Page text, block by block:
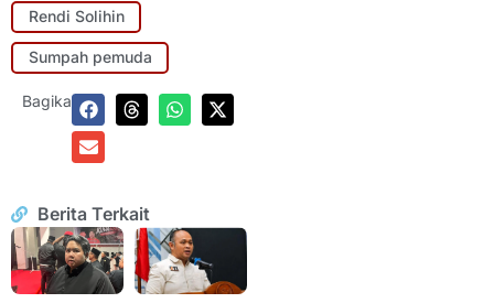
Rendi Solihin
Sumpah pemuda
Bagikan:
Berita Terkait